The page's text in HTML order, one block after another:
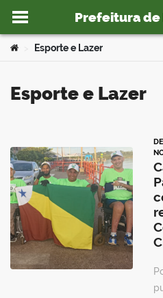
Ir para o conteúdo
Prefeitura de
Você está aqui:
Esporte e Lazer
Esporte e Lazer